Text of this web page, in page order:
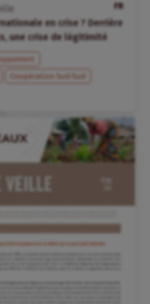
FR
en crise ? Derrière
une crise de légitimité
Coopération Sud-Sud